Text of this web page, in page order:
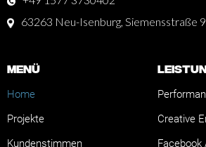
63263 Neu-Isenburg, Siemensstraße 9
Menü
Home
Projekte
Kundenstimmen
Creative
Facebook